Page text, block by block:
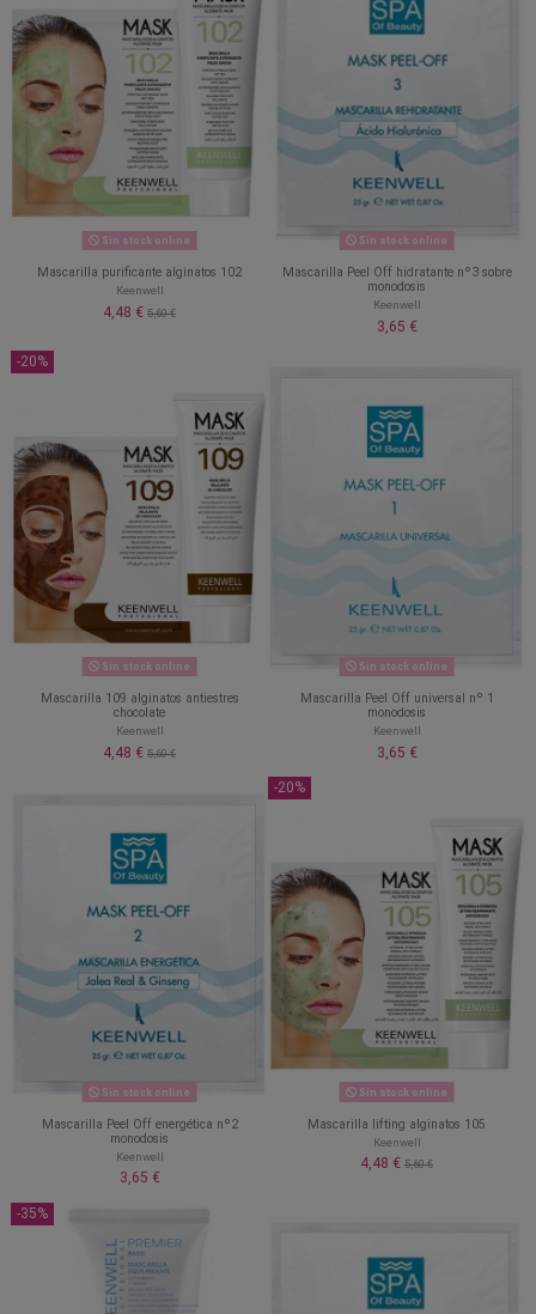
Sin stock online
Mascarilla purificante alginatos 102
Keenwell
4,48 € 5,60 €
Sin stock online
Mascarilla Peel Off hidratante nº3 sobre
monodosis
Keenwell
3,65 €
-20%
Sin stock online
Mascarilla 109 alginatos antiestres
chocolate
Keenwell
4,48 € 5,60 €
Sin stock online
Mascarilla Peel Off universal nº 1
monodosis
Keenwell
3,65 €
Sin stock online
Mascarilla Peel Off energética nº2
monodosis
Keenwell
3,65 €
-20%
Sin stock online
Mascarilla lifting alginatos 105
Keenwell
4,48 € 5,60 €
-35%